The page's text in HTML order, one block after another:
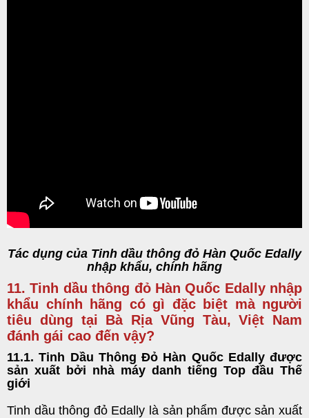
Tác dụng của Tinh dầu thông đỏ Hàn Quốc Edally
nhập khẩu, chính hãng
11. Tinh dầu thông đỏ Hàn Quốc Edally nhập
khẩu chính hãng có gì đặc biệt mà người
tiêu dùng tại Bà Rịa Vũng Tàu, Việt Nam
đánh gái cao đến vậy?
11.1. Tinh Dầu Thông Đỏ Hàn Quốc Edally được
sản xuất bởi nhà máy danh tiếng Top đầu Thế
giới
Tinh dầu thông đỏ Edally là sản phẩm được sản xuất